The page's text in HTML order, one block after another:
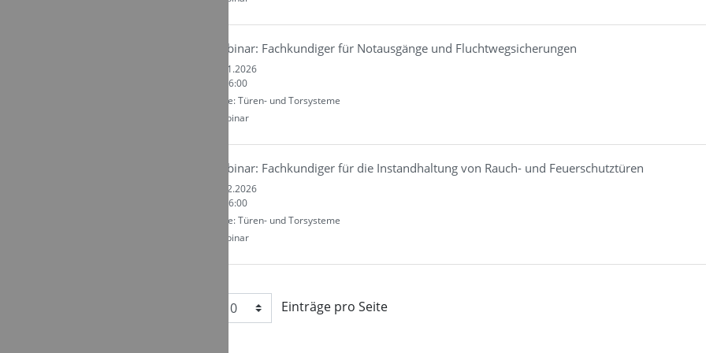
Webinar: Fachkundiger für Notausgänge und Fluchtwegsicherungen
Do. 26.11.2026
09:00 - 16:00
Kategorie: Türen- und Torsysteme
Ort : Webinar
Webinar: Fachkundiger für die Instandhaltung von Rauch- und Feuerschutztüren
Do. 03.12.2026
09:00 - 16:00
Kategorie: Türen- und Torsysteme
Ort : Webinar
Einträge pro Seite